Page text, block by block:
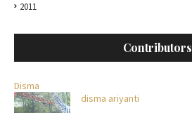
2011
Contributors
Disma
disma ariyanti